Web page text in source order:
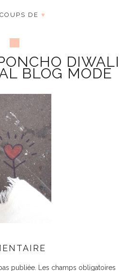
DE ♥
DIWALI
BLOG MODE
publiée.
Les champs obligatoires